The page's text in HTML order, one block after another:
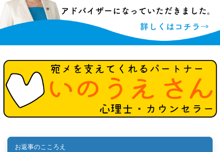
お返事のこころえ